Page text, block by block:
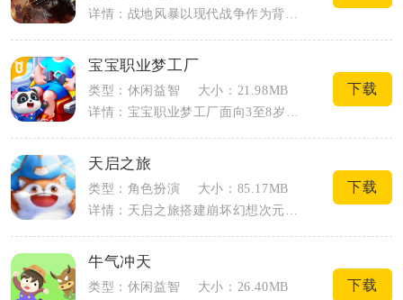
宝宝职业梦工厂
类型：休闲益智
大小：21.98MB
下载
天启之旅
类型：角色扮演
大小：85.17MB
详情：天启之旅搭建崩坏幻想次元世界，玩家化身世界救援者，集结七大种族少女幻灵抵御全...
下载
牛气冲天
类型：休闲益智
大小：26.40MB
下载